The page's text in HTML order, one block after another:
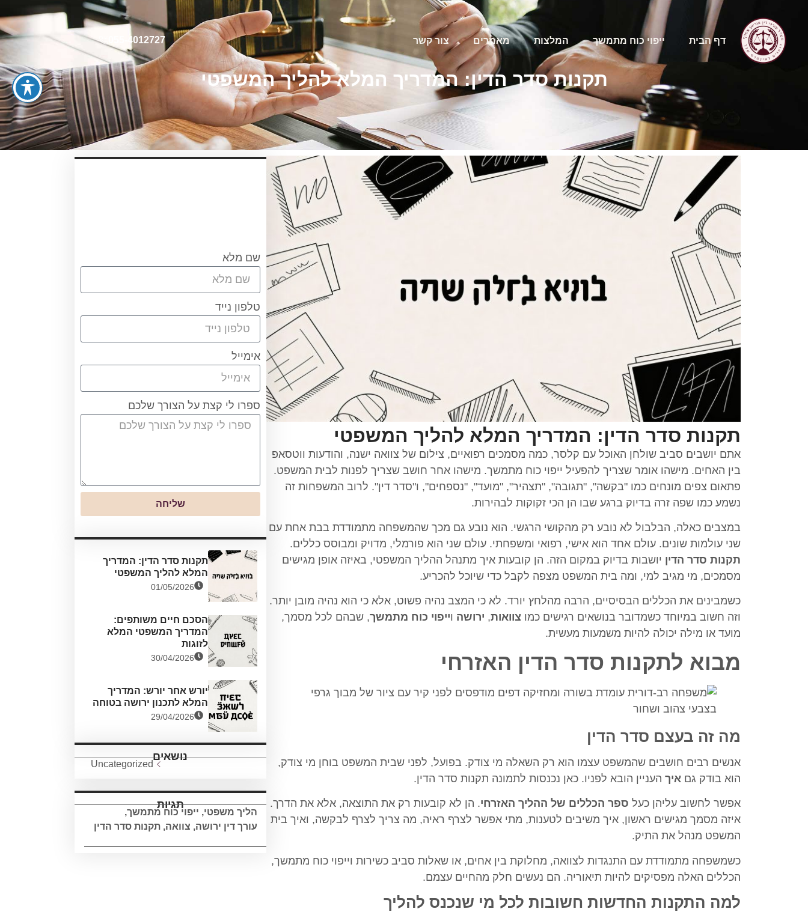
דף הבית ייפוי כוח מתמשך המלצות מאמרים צור קשר 055-4012727
תקנות סדר הדין: המדריך המלא להליך המשפטי
תקנות סדר הדין: המדריך המלא להליך המשפטי
אתם יושבים סביב שולחן האוכל עם קלסר, כמה מסמכים רפואיים, צילום של צוואה ישנה, והודעות ווטסאפ
בין האחים. מישהו אומר שצריך להפעיל ייפוי כוח מתמשך. מישהו אחר חושב שצריך לפנות לבית המשפט.
פתאום צפים מונחים כמו "בקשה", "תגובה", "תצהיר", "מועד", "נספחים", ו"סדר דין". לרוב המשפחות זה
נשמע כמו שפה זרה בדיוק ברגע שבו הן הכי זקוקות לבהירות.
במצבים כאלה, הבלבול לא נובע רק מהקושי הרגשי. הוא נובע גם מכך שהמשפחה מתמודדת בבת אחת עם
שני עולמות שונים. עולם אחד הוא אישי, רפואי ומשפחתי. עולם שני הוא פורמלי, מדויק ומבוסס כללים.
תקנות סדר הדין יושבות בדיוק במקום הזה. הן קובעות איך מתנהל ההליך המשפטי, באיזה אופן מגישים
מסמכים, מי מגיב למי, ומה בית המשפט מצפה לקבל כדי שיוכל להכריע.
כשמבינים את הכללים הבסיסיים, הרבה מהלחץ יורד. לא כי המצב נהיה פשוט, אלא כי הוא נהיה מובן יותר.
וזה חשוב במיוחד כשמדובר בנושאים רגישים כמו צוואות, ירושה וייפוי כוח מתמשך, שבהם לכל מסמך,
מועד או מילה יכולה להיות משמעות מעשית.
מבוא לתקנות סדר הדין האזרחי
מה זה בעצם סדר הדין
אנשים רבים חושבים שהמשפט עצמו הוא רק השאלה מי צודק. בפועל, לפני שבית המשפט בוחן מי צודק,
הוא בודק גם איך העניין הובא לפניו. כאן נכנסות לתמונה תקנות סדר הדין.
אפשר לחשוב עליהן כעל ספר הכללים של ההליך האזרחי. הן לא קובעות רק את התוצאה, אלא את הדרך.
איזה מסמך מגישים ראשון, איך משיבים לטענות, מתי אפשר לצרף ראיה, מה צריך לצרף לבקשה, ואיך בית
המשפט מנהל את התיק.
כשמשפחה מתמודדת עם התנגדות לצוואה, מחלוקת בין אחים, או שאלות סביב כשירות וייפוי כוח מתמשך,
הכללים האלה מפסיקים להיות תיאוריה. הם נעשים חלק מהחיים עצמם.
למה התקנות החדשות חשובות לכל מי שנכנס להליך
שם מלא
טלפון נייד
אימייל
ספרו לי קצת על הצורך שלכם
שליחה
תקנות סדר הדין: המדריך
המלא להליך המשפטי
01/05/2026
הסכם חיים משותפים:
המדריך המשפטי המלא
לזוגות
30/04/2026
יורש אחר יורש: המדריך
המלא לתכנון ירושה בטוחה
29/04/2026
נושאים
Uncategorized
תגיות
הליך משפטי, ייפוי כוח מתמשך,
עורך דין ירושה, צוואה, תקנות סדר הדין